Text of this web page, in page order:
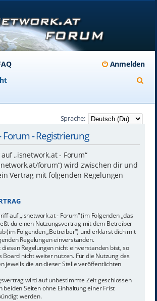
Anmelden
Sprache:
- Registrierung
„isnetwork.at - Forum“
forum“) wird zwischen dir und
Vertrag mit folgenden Regelungen
auf „isnetwork.at - Forum“ (im Folgenden „das
du einen Nutzungsvertrag mit dem Betreiber
(im Folgenden „Betreiber“) und erklärst dich mit
Regelungen einverstanden.
Regelungen nicht einverstanden bist, so
Board nicht weiter nutzen. Für die Nutzung des
jeweils die an dieser Stelle veröffentlichten
wird auf unbestimmte Zeit geschlossen
beiden Seiten ohne Einhaltung einer Frist
werden.